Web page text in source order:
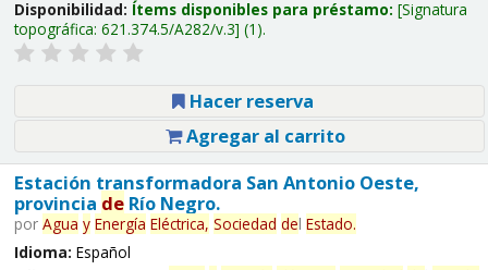
Disponibilidad: Ítems disponibles para préstamo: Signatura
topográfica: 621.374.5/A282/v.3 (1).
Hacer reserva
Agregar al carrito
Estación transformadora San Antonio Oeste,
provincia deRío Negro.
por Agua y Energía Eléctrica, Sociedad del Estado.
Idioma: Español